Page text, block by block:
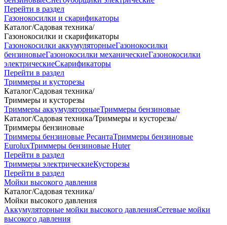
Перейти в раздел
Газонокосилки и скарификаторы
Каталог/Садовая техника/
Газонокосилки и скарификаторы
Газонокосилки аккумуляторныеГазонокосилки
бензиновыеГазонокосилки механическиеГазонокосилки
электрическиеСкарификаторы
Перейти в раздел
Триммеры и кусторезы
Каталог/Садовая техника/
Триммеры и кусторезы
Триммеры аккумуляторныеТриммеры бензиновые
Каталог/Садовая техника/Триммеры и кусторезы/
Триммеры бензиновые
Триммеры бензиновые РесантаТриммеры бензиновые
EuroluxТриммеры бензиновые Huter
Перейти в раздел
Триммеры электрическиеКусторезы
Перейти в раздел
Мойки высокого давления
Каталог/Садовая техника/
Мойки высокого давления
Аккумуляторные мойки высокого давленияСетевые мойки
высокого давления